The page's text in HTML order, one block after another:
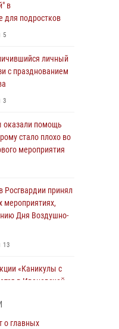
в
для подростков
5
личный
с празднованием
3
оказали помощь
стало плохо во
мероприятия
Росгвардии принял
мероприятиях,
Дня Воздушно-
13
«Каникулы с
в Ивановской
о главных